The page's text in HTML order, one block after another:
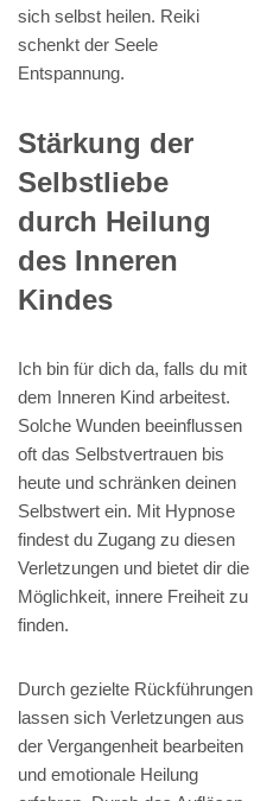
sich selbst heilen. Reiki
schenkt der Seele
Entspannung.
Stärkung der
Selbstliebe
durch Heilung
des Inneren
Kindes
Ich bin für dich da, falls du mit
dem Inneren Kind arbeitest.
Solche Wunden beeinflussen
oft das Selbstvertrauen bis
heute und schränken deinen
Selbstwert ein. Mit Hypnose
findest du Zugang zu diesen
Verletzungen und bietet dir die
Möglichkeit, innere Freiheit zu
finden.
Durch gezielte Rückführungen
lassen sich Verletzungen aus
der Vergangenheit bearbeiten
und emotionale Heilung